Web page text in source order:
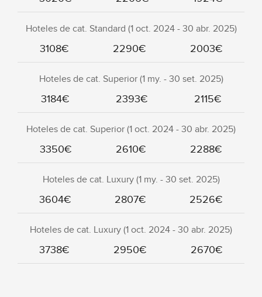
Hoteles de cat. Standard (1 oct. 2024 - 30 abr. 2025)
3108€ 2290€ 2003€
Hoteles de cat. Superior (1 my. - 30 set. 2025)
3184€ 2393€ 2115€
Hoteles de cat. Superior (1 oct. 2024 - 30 abr. 2025)
3350€ 2610€ 2288€
Hoteles de cat. Luxury (1 my. - 30 set. 2025)
3604€ 2807€ 2526€
Hoteles de cat. Luxury (1 oct. 2024 - 30 abr. 2025)
3738€ 2950€ 2670€